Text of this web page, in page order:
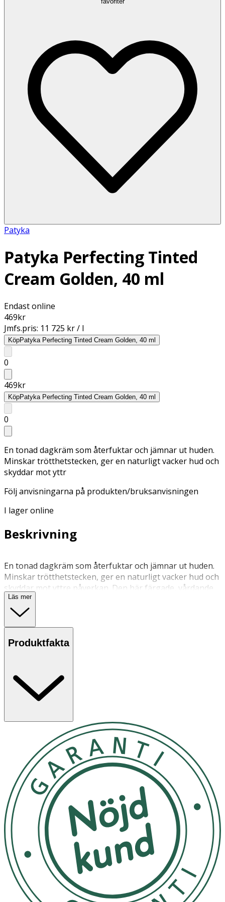
Patyka
Patyka Perfecting Tinted
Cream Golden, 40 ml
Endast online
469kr
Jmfs.pris: 11 725 kr / l
KöpPatyka Perfecting Tinted Cream Golden, 40 ml
0
469kr
KöpPatyka Perfecting Tinted Cream Golden, 40 ml
0
En tonad dagkräm som återfuktar och jämnar ut huden.
Minskar trötthetstecken, ger en naturligt vacker hud och
skyddar mot yttr
Följ anvisningarna på produkten/bruksanvisningen
I lager online
Beskrivning
En tonad dagkräm som återfuktar och jämnar ut huden.
Minskar trötthetstecken, ger en naturligt vacker hud och
skyddar mot yttre påverkan. Den här färgade, vårdande
dagkrämen med naturliga pigment smälter samman med
huden och korrigerar tecken på trötthet och mindre
hy med GLOW. Formula berikad med en växtbaserat
kollagenliknande ingrediens som förstärker hudens
(patenterat PATYKA*) ger huden energi, 24-timmars
återfuktning och skyddar den från daglig stress. Huden
upplevs utvilad, slätare och full av lyster och ’glow’. Vid
energifylld. Ge ren lätt täckning och naturlig finish. Icke-
komedogen. Finns i två nyanser: light och golden. Light –
en ljus, neutral underton. Golden – medelljus, varm
underton. PATYKA GLOW är en serie hudvårdande
hybridprodukter med dubbelverkan – bå
Används som en ansiktskräm, efter en ansiktsvatten
och/eller serum.
Förvaras i tumstemperatur, ej i direkt solljus
OK för gravida och ammande:
Ja
Ingredienser:
AQUA (WATER), GLYCERIN, C15-19 ALKANE, HELIANTHUS
ANNUUS (SUNFLOWER) SEED OIL*, CI 77891 (TITANIUM
Läs mer
Produktfakta